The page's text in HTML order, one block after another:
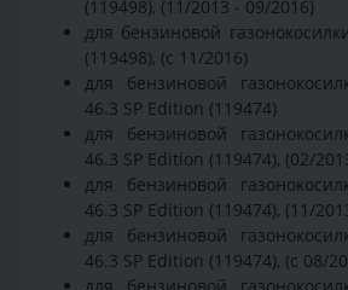
(119498), (11/2013 - 09/2016)
для бензиновой
(119498), (с 11/2016)
для бензиновой
46.3 SP Edition (119474)
для бензиновой
46.3 SP Edition (119474), (02/
для бензиновой
46.3 SP Edition (119474), (11/
для бензиновой
46.3 SP Edition (119474), (с 08/